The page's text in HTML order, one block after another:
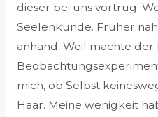
dieser bei uns vortrug.
Seelenkunde. Fruher
anhand. Weil machte der
mich, ob Selbst
Haar. Meine wenigkeit